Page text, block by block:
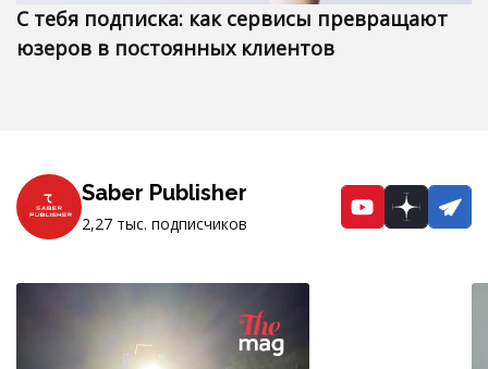
С тебя подписка: как сервисы превращают
юзеров в постоянных клиентов
Saber Publisher
2,27 тыс. подписчиков
YouTubeDzen